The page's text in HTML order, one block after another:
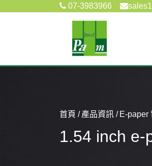
07-3983966
首頁 產品資訊 E-paper
1.54 inch e-